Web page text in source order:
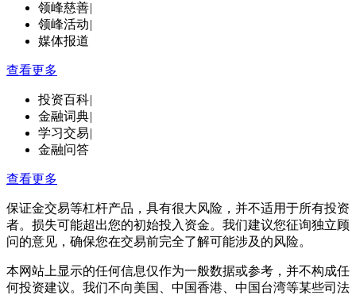
领峰慈善|
领峰活动|
媒体报道
查看更多
投资百科|
金融词典|
学习交易|
金融问答
查看更多
保证金交易等杠杆产品，具有很大风险，并不适用于所有投资
者。损失可能超出您的初始投入资金。我们建议您征询独立顾
问的意见，确保您在交易前完全了解可能涉及的风险。
本网站上显示的任何信息仅作为一般数据或参考，并不构成任
何投资建议。我们不向美国、中国香港、中国台湾等某些司法